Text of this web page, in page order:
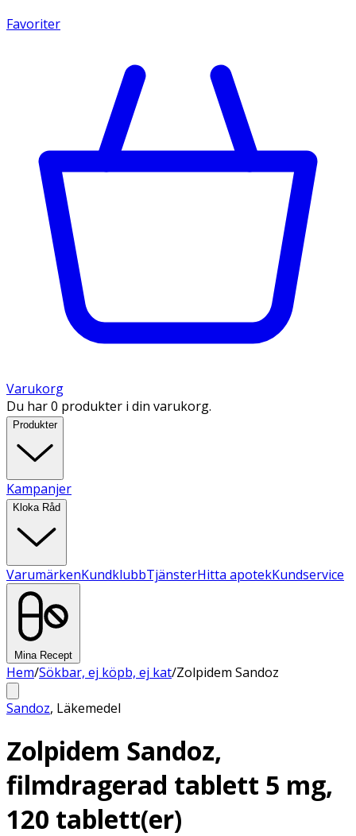
Favoriter
Varukorg
Du har 0 produkter i din varukorg.
Produkter
Kampanjer
Kloka Råd
VarumärkenKundklubbTjänsterHitta apotekKundservice
Mina Recept
Hem/Sökbar, ej köpb, ej kat/Zolpidem Sandoz
Sandoz, Läkemedel
Zolpidem Sandoz,
filmdragerad tablett 5 mg,
120 tablett(er)